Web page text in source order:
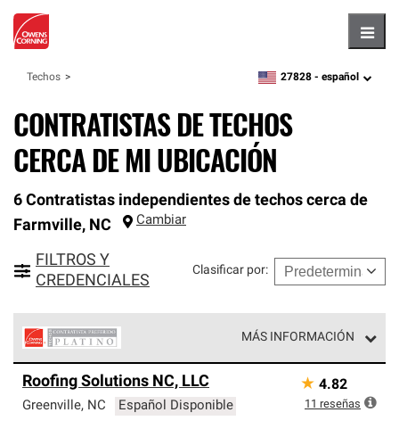
Techos zipcode,language
27828 - español
CONTRATISTAS DE TECHOS
CERCA DE MI UBICACIÓN
6 Contratistas independientes de techos cerca de
Farmville, NC Cambiar
FILTROS Y
CREDENCIALES
Clasificar por:
MÁS INFORMACIÓN
Corning constituyen el nivel superior de nuestra red
exclusiva y cumplen con estándares estrictos de
Roofing Solutions NC, LLC
Greenville, NC Español Disponible
★ 4.82
11 reseñas